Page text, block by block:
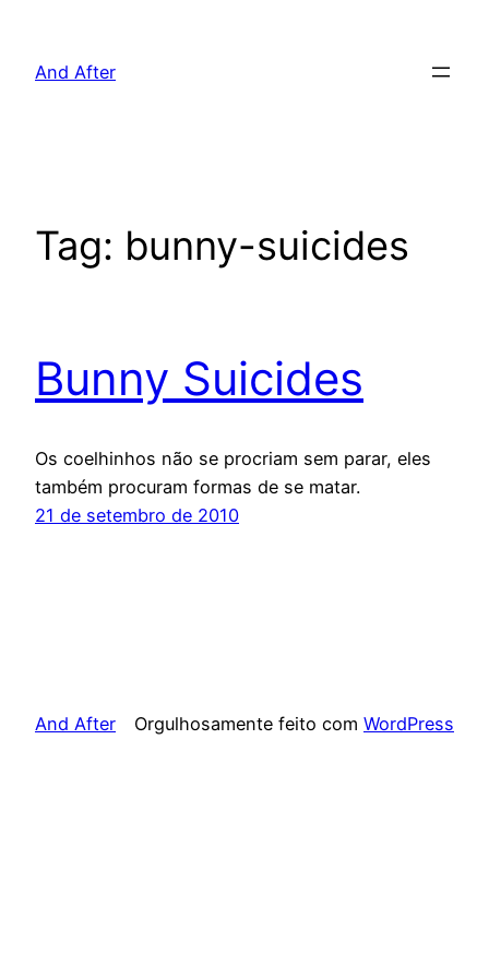
And After
Tag: bunny-suicides
Bunny Suicides
Os coelhinhos não se procriam sem parar, eles
também procuram formas de se matar.
21 de setembro de 2010
And After Orgulhosamente feito com WordPress